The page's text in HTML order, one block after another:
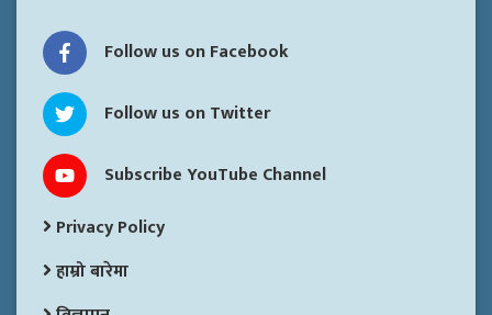
Follow us on Facebook
Follow us on Twitter
Subscribe YouTube Channel
Privacy Policy
हाम्रो बारेमा